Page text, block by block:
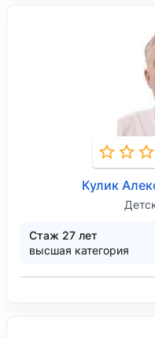
Кулик
Стаж 27 лет
высшая категория